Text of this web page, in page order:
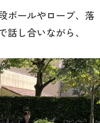
ボールやロープ、落
し合いながら、